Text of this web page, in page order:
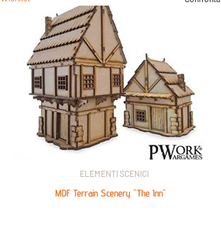
ELEMENTI SCENICI
MDF Terrain Scenery "The Inn"